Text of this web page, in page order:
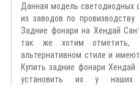
Данная модель светодиодных
из заводов по провизводству
Задние фонари на Хендай
так же хотим
альтернативном стиле и
Купить задние фонари
установить их у наших